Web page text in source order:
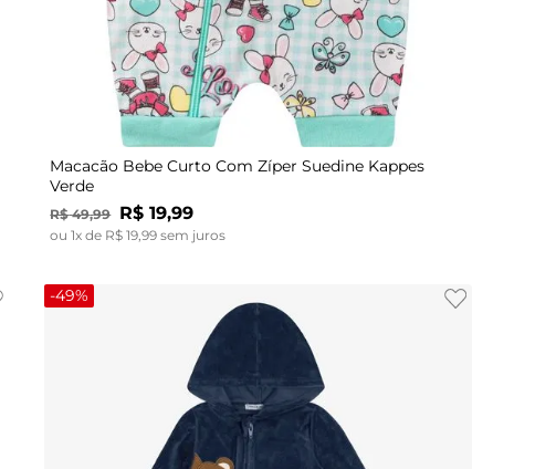
Macacão Bebe Curto Com Zíper Suedine Kappes
Verde
R$ 49,99 R$ 19,99
ou1x de R$ 19 ,99 sem juros
-49%